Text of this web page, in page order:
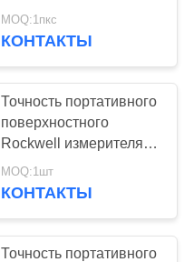
MOQ:1пкс
КОНТАКТЫ
Точность портативного
поверхностного
Rockwell измерителя
твердости цифров
высокая
MOQ:1шт
КОНТАКТЫ
Точность портативного